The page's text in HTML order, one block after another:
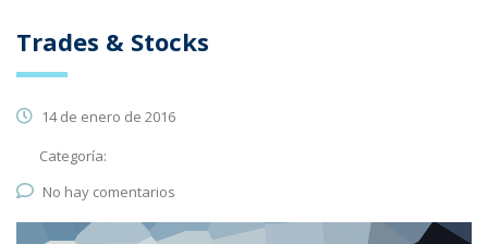
Trades & Stocks
14 de enero de 2016
Categoría:
No hay comentarios